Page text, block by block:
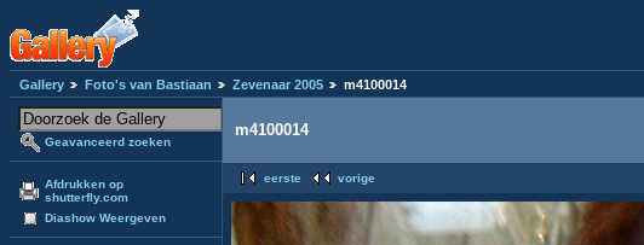
Gallery Foto's van Bastiaan Zevenaar 2005 m4100014
Geavanceerd zoeken
Afdrukken op
shutterfly.com
Diashow Weergeven
m4100014
eerste vorige